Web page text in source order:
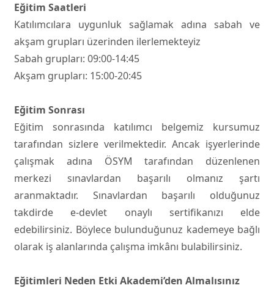
Eğitim Saatleri
Katılımcılara uygunluk sağlamak adına sabah ve
akşam grupları üzerinden ilerlemekteyiz
Sabah grupları: 09:00-14:45
Akşam grupları: 15:00-20:45
Eğitim Sonrası
Eğitim sonrasında katılımcı belgemiz kursumuz
tarafından sizlere verilmektedir. Ancak işyerlerinde
çalışmak adına ÖSYM tarafından düzenlenen
merkezi sınavlardan başarılı olmanız şartı
aranmaktadır. Sınavlardan başarılı olduğunuz
takdirde e-devlet onaylı sertifikanızı elde
edebilirsiniz. Böylece bulunduğunuz kademeye bağlı
olarak iş alanlarında çalışma imkânı bulabilirsiniz.
Eğitimleri Neden Etki Akademi’den Almalısınız